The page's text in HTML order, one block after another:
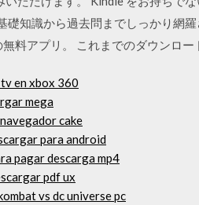
礎知識から過去問までしっかり網
料アプリ。 これまでのダウンロ
en xbox 360
mega
cake
para android
pagar descarga mp4
pdf ux
vs dc universe pc